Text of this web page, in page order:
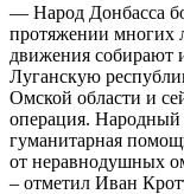
— Народ Донбасса
протяжении многих
движения собирают
Луганскую
Омской области и
операция. Народный
гуманитарная
от неравнодушных
– отметил Иван